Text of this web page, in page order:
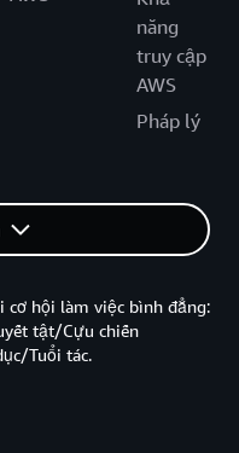
năng
truy cập
AWS
Pháp lý
cơ hội làm việc bình đẳng:
tật/Cựu chiến
Tuổi tác.